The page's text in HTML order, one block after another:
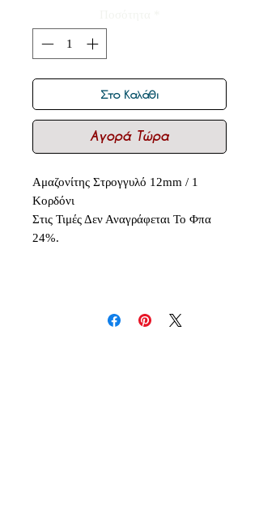
Στο Καλάθι
Αγορά Τώρα
Αμαζονίτης Στρογγυλό 12mm / 1
Κορδόνι
Στις Τιμές Δεν Αναγράφεται Το Φπα
24%.